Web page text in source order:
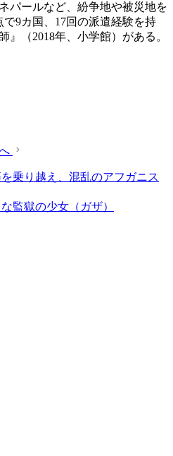
パールなど、紛争地や被災地を
9カ国、17回の派遣経験を持
』（2018年、小学館）がある。
乗り越え、混乱のアフガニス
監獄の少女（ガザ）